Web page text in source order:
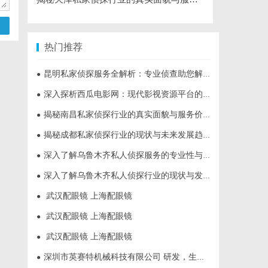
热门推荐
● 昆明私家侦探服务全解析：专业侦查助您解决疑难问题
● 深入探析西瓜电影网：现代影视资源平台的变革与机遇
● 揭秘南昌私家侦探行业的真实面貌与服务价值详解
● 揭秘成都私家侦探行业的现状与未来发展趋势
● 深入了解乌鲁木齐私人侦探服务的专业性与应用领域
● 深入了解乌鲁木齐私人侦探行业的现状与发展趋势
● 武汉配眼镜 上海配眼镜
● 武汉配眼镜 上海配眼镜
● 武汉配眼镜 上海配眼镜
● 深圳市英赛特机械科技有限公司 研发，生产，销售各类高端自动化设备插件机